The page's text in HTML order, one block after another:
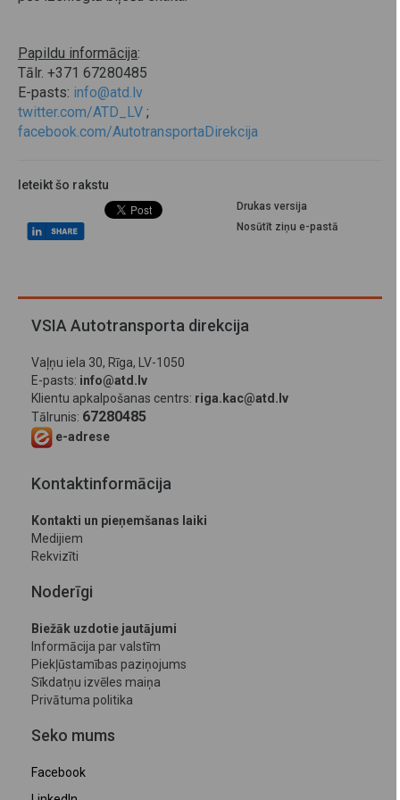
Papildu informācija:
Tālr. +371 67280485
E-pasts: info@atd.lv
twitter.com/ATD_LV ;
facebook.com/AutotransportaDirekcija
Ieteikt šo rakstu
Drukas versija
Nosūtīt ziņu e-pastā
VSIA Autotransporta direkcija
Vaļņu iela 30, Rīga, LV-1050
E-pasts: info@atd.lv
Klientu apkalpošanas centrs: riga.kac@atd.lv
Tālrunis: 67280485
e-adrese
Kontaktinformācija
Kontakti un pieņemšanas laiki
Medijiem
Rekvizīti
Noderīgi
Biežāk uzdotie jautājumi
Informācija par valstīm
Piekļūstamības paziņojums
Sīkdatņu izvēles maiņa
Privātuma politika
Seko mums
Facebook